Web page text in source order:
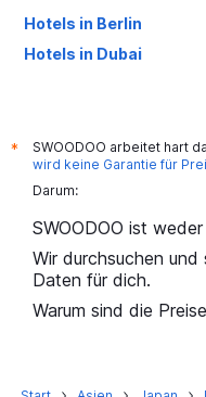
Hotels in Berlin
Hotels in Dubai
*
SWOODOO arbeitet hart
wird keine Garantie für
Darum:
SWOODOO ist
Wir durchsuchen und
Daten für dich.
Warum sind die